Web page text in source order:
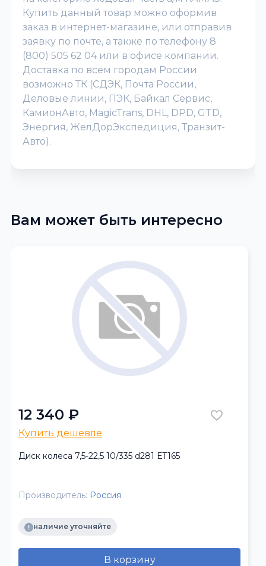
Купить данный товар можно оформив
заказ в интернет-магазине, или отправив
заявку по почте, а также по телефону 8
(800) 505 62 04 или в офисе компании.
Доставка по всем городам России
возможно ТК (СДЭК, Почта России,
Деловые линии, ПЭК, Байкал Сервис,
КамионАвто, MagicTrans, DHL, DPD, GTD,
Энергия, ЖелДорЭкспедиция, Транзит-
Авто).
Вам может быть интересно
12 340 ₽
Купить дешевле
Диск колеса 7,5-22,5 10/335 d281 ЕТ165
Производитель: Россия
наличие уточняйте
В корзину